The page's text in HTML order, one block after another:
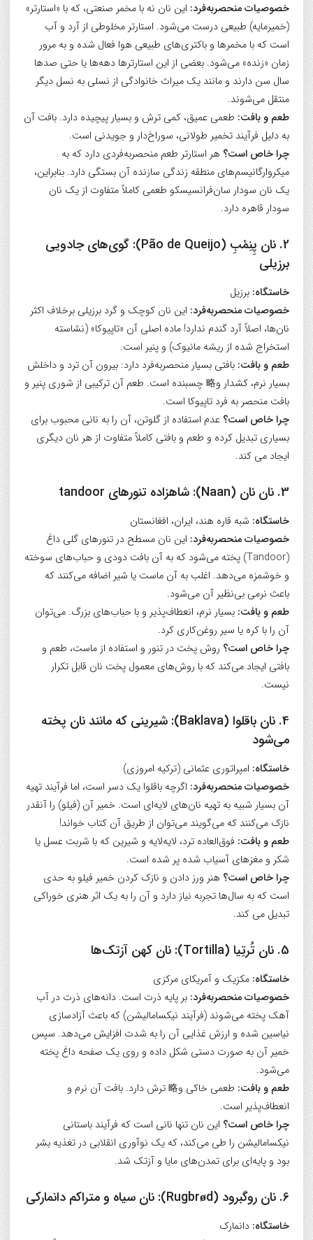
خصوصیات منحصربه‌فرد: این نان نه با مخمر صنعتی، که با «استارتر»
(خمیرمایه) طبیعی درست می‌شود. استارتر مخلوطی از آرد و آب
است که با مخمرها و باکتری‌های طبیعی هوا فعال شده و به مرور
زمان «زنده» می‌شود. بعضی از این استارترها دهه‌ها یا حتی صدها
سال سن دارند و مانند یک میراث خانوادگی از نسلی به نسل دیگر
منتقل می‌شوند.
طعم و بافت: طعمی عمیق، کمی ترش و بسیار پیچیده دارد. بافت آن
به دلیل فرآیند تخمیر طولانی، سوراخ‌دار و جویدنی است.
چرا خاص است؟ هر استارتر طعم منحصربه‌فردی دارد که به
میکروارگانیسم‌های منطقه زندگی سازنده آن بستگی دارد. بنابراین،
یک نان سودار سان‌فرانسیسکو طعمی کاملاً متفاوت از یک نان
سودار قاهره دارد.
2. نان پِنِمْبِ (Pão de Queijo): گوی‌های جادویی
برزیلی
خاستگاه: برزیل
خصوصیات منحصربه‌فرد: این نان کوچک و گرد برزیلی برخلاف اکثر
نان‌ها، اصلاً آرد گندم ندارد! ماده اصلی آن «تاپیوکا» (نشاسته
استخراج شده از ریشه مانیوک) و پنیر است.
طعم و بافت: بافتی بسیار منحصربه‌فرد دارد: بیرون آن ترد و داخلش
بسیار نرم، کشدار و略 چسبنده است. طعم آن ترکیبی از شوری پنیر و
بافت منحصر به فرد تاپیوکا است.
چرا خاص است؟ عدم استفاده از گلوتن، آن را به نانی محبوب برای
بسیاری تبدیل کرده و طعم و بافتی کاملاً متفاوت از هر نان دیگری
ایجاد می کند.
3. نان نان (Naan): شاهزاده تنورهای tandoor
خاستگاه: شبه قاره هند، ایران، افغانستان
خصوصیات منحصربه‌فرد: این نان مسطح در تنورهای گلی داغ
(Tandoor) پخته می‌شود که به آن بافت دودی و حباب‌های سوخته
و خوشمزه می‌دهد. اغلب به آن ماست یا شیر اضافه می‌کنند که
باعث نرمی بی‌نظیر آن می‌شود.
طعم و بافت: بسیار نرم، انعطاف‌پذیر و با حباب‌های بزرگ. می‌توان
آن را با کره یا سیر روغن‌کاری کرد.
چرا خاص است؟ روش پخت در تنور و استفاده از ماست، طعم و
بافتی ایجاد می‌کند که با روش‌های معمول پخت نان قابل تکرار
نیست.
4. نان باقلوا (Baklava): شیرینی که مانند نان پخته
می‌شود
خاستگاه: امپراتوری عثمانی (ترکیه امروزی)
خصوصیات منحصربه‌فرد: اگرچه باقلوا یک دسر است، اما فرآیند تهیه
آن بسیار شبیه به تهیه نان‌های لایه‌ای است. خمیر آن (فیلو) را آنقدر
نازک می‌کنند که می‌گویند می‌توان از طریق آن کتاب خواند!
طعم و بافت: فوق‌العاده ترد، لایه‌لایه و شیرین که با شربت عسل یا
شکر و مغزهای آسیاب شده پر شده است.
چرا خاص است؟ هنر ورز دادن و نازک کردن خمیر فیلو به حدی
است که به سال‌ها تجربه نیاز دارد و آن را به یک اثر هنری خوراکی
تبدیل می کند.
5. نان تُرتِیا (Tortilla): نان کهن آزتک‌ها
خاستگاه: مکزیک و آمریکای مرکزی
خصوصیات منحصربه‌فرد: بر پایه ذرت است. دانه‌های ذرت در آب
آهک پخته می‌شوند (فرآیند نیکسامالیشن) که باعث آزادسازی
نیاسین شده و ارزش غذایی آن را به شدت افزایش می‌دهد. سپس
خمیر آن به صورت دستی شکل داده و روی یک صفحه داغ پخته
می‌شود.
طعم و بافت:
طعمی خاکی و略 ترش دارد. بافت آن نرم و
انعطاف‌پذیر است.
چرا خاص است؟ این نان تنها نانی است که فرآیند باستانی
نیکسامالیشن را طی می‌کند، که یک نوآوری انقلابی در تغذیه بشر
بود و پایه‌ای برای تمدن‌های مایا و آزتک شد.
6. نان روگبرود (Rugbrød): نان سیاه و متراکم دانمارکی
خاستگاه: دانمارک